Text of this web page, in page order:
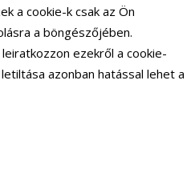
a cookie-k csak az Ön
a böngészőjében.
ezekről a cookie-
azonban hatással lehet a